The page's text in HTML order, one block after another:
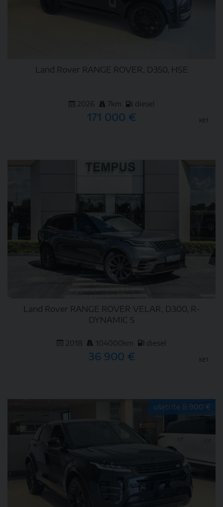
Land Rover RANGE ROVER, D350, HSE
2026 7km diesel
171 000 € KE1
DETAIL
Land Rover RANGE ROVER VELAR, D300, R-
DYNAMIC S
2018 104000km diesel
36 900 € KE1
ušetríte 8 900 €